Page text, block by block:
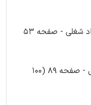
سوالات هوش و استعداد شغلی - صفحه 53
سوالات اطلاعات عمومی - صفحه 89 (100